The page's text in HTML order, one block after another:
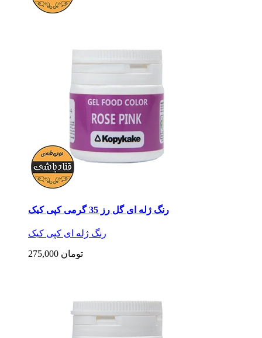
رنگ ژله ای گل رز 35 گرمی کپی کیک
رنگ ژله ای کپی کیک
275,000 تومان